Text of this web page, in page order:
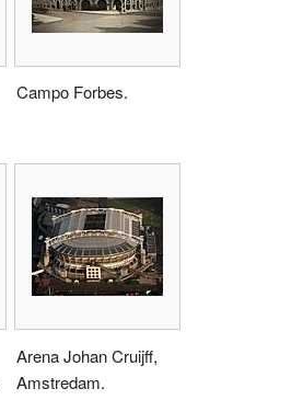
Campo Forbes.
Arena Johan Cruijff,
Amstredam.